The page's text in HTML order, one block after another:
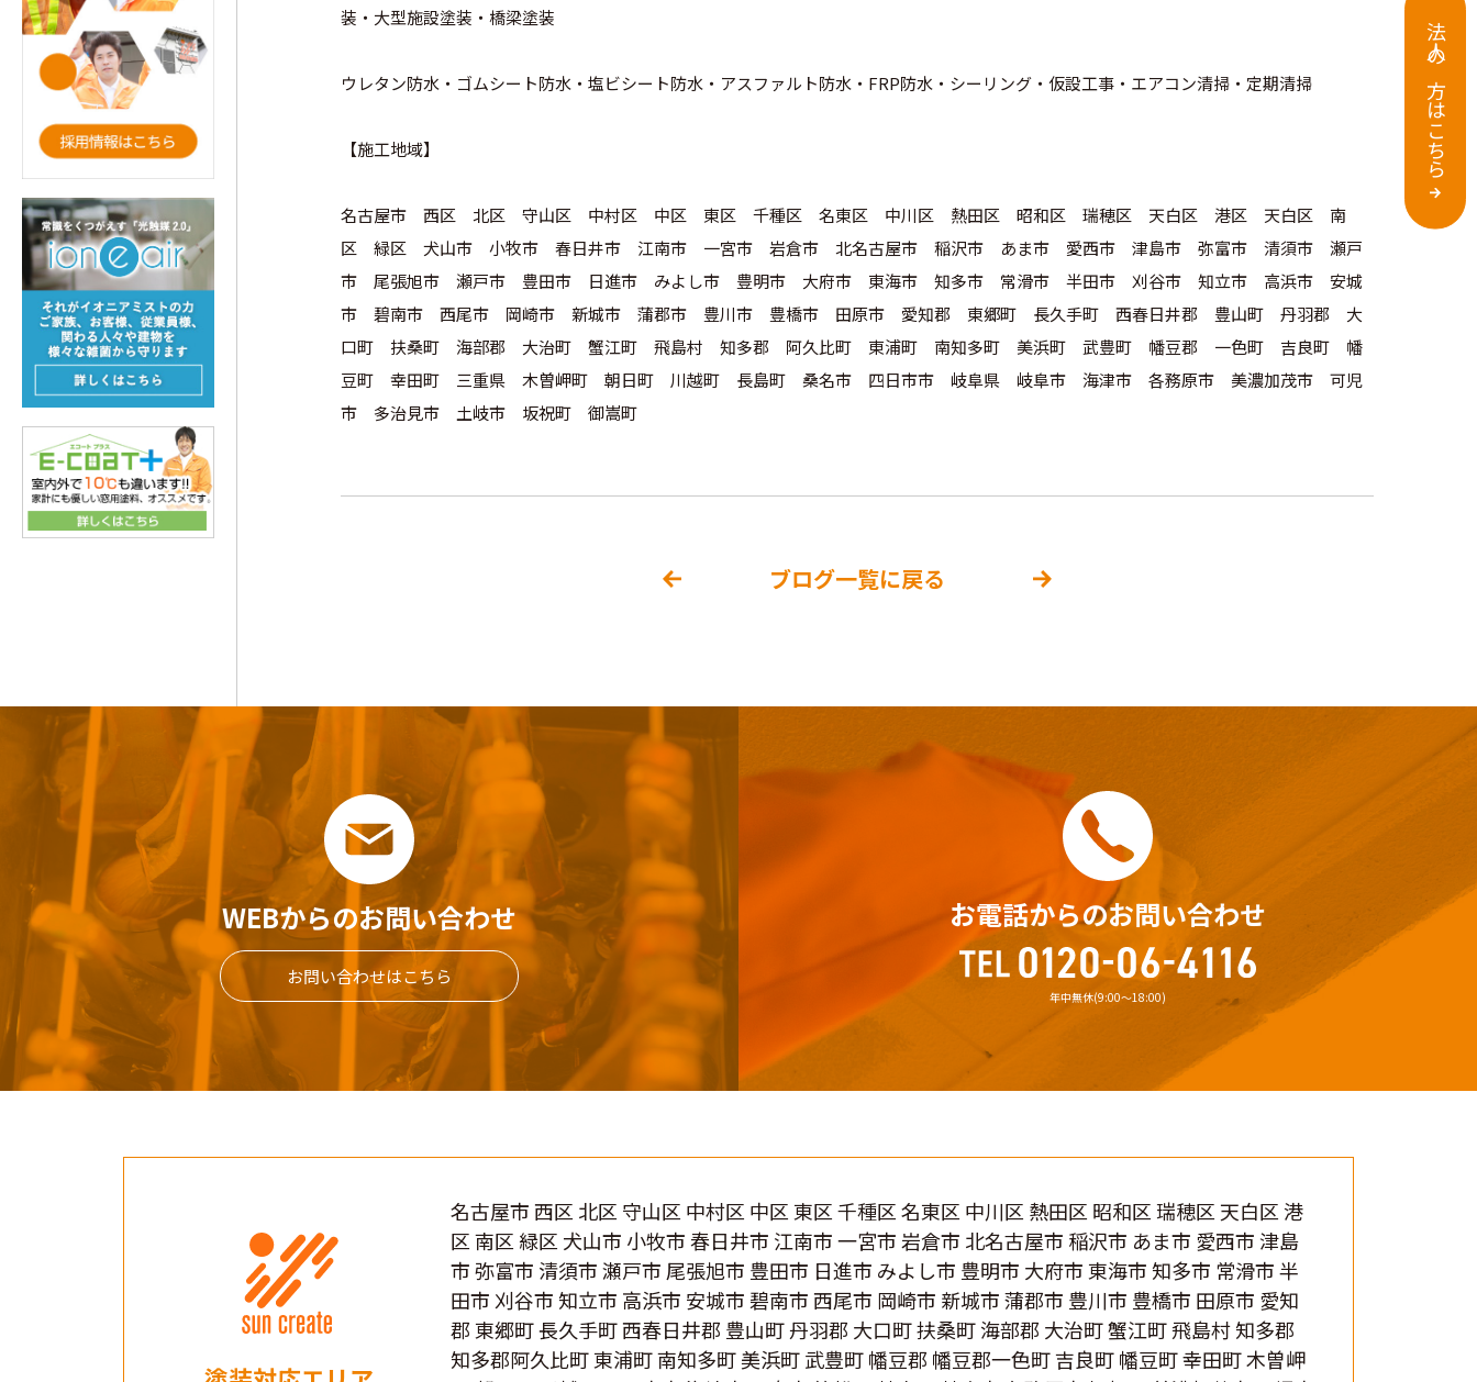
装・大型施設塗装・橋梁塗装
ウレタン防水・ゴムシート防水・塩ビシート防水・アスファルト防水・FRP防水・シーリング・仮設工事・エアコン清掃・定期清掃
【施工地域】
名古屋市 西区 北区 守山区 中村区 中区 東区 千種区 名東区 中川区 熱田区 昭和区 瑞穂区 天白区 港区 天白区 南
区 緑区 犬山市 小牧市 春日井市 江南市 一宮市 岩倉市 北名古屋市 稲沢市 あま市 愛西市 津島市 弥富市 清須市 瀬戸
市 尾張旭市 瀬戸市 豊田市 日進市 みよし市 豊明市 大府市 東海市 知多市 常滑市 半田市 刈谷市 知立市 高浜市 安城
市 碧南市 西尾市 岡崎市 新城市 蒲郡市 豊川市 豊橋市 田原市 愛知郡 東郷町 長久手町 西春日井郡 豊山町 丹羽郡 大
口町 扶桑町 海部郡 大治町 蟹江町 飛島村 知多郡 阿久比町 東浦町 南知多町 美浜町 武豊町 幡豆郡 一色町 吉良町 幡
豆町 幸田町 三重県 木曽岬町 朝日町 川越町 長島町 桑名市 四日市市 岐阜県 岐阜市 海津市 各務原市 美濃加茂市 可児
市 多治見市 土岐市 坂祝町 御嵩町
ブログ一覧に戻る
法人の方はこちら
WEBからのお問い合わせ
お問い合わせはこちら
お電話からのお問い合わせ
年中無休(9:00〜18:00)
名古屋市 西区 北区 守山区 中村区 中区 東区 千種区 名東区 中川区 熱田区 昭和区 瑞穂区 天白区 港
区 南区 緑区 犬山市 小牧市 春日井市 江南市 一宮市 岩倉市 北名古屋市 稲沢市 あま市 愛西市 津島
市 弥富市 清須市 瀬戸市 尾張旭市 豊田市 日進市 みよし市 豊明市 大府市 東海市 知多市 常滑市 半
田市 刈谷市 知立市 高浜市 安城市 碧南市 西尾市 岡崎市 新城市 蒲郡市 豊川市 豊橋市 田原市 愛知
郡 東郷町 長久手町 西春日井郡 豊山町 丹羽郡 大口町 扶桑町 海部郡 大治町 蟹江町 飛島村 知多郡
知多郡阿久比町 東浦町 南知多町 美浜町 武豊町 幡豆郡 幡豆郡一色町 吉良町 幡豆町 幸田町 木曽岬